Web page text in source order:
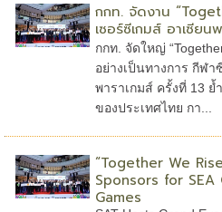
กกท. จัดงาน
เซอร์ซีเกมส์ อาเซียน
กกท. จัดใหญ่
อย่างเป็นทางการ กีฬ
พาราเกมส์ ครั้งที่ 13 ย้
ของประเทศไทย กา...
“Together We
Sponsors for SEA
Games